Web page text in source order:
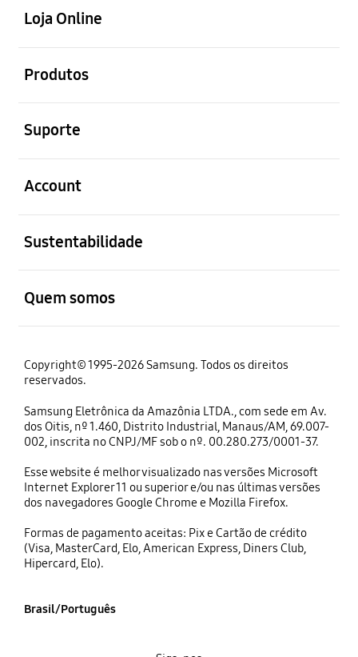
Loja Online
Produtos
Suporte
Account
Sustentabilidade
Quem somos
Copyright© 1995-2026 Samsung. Todos os direitos
reservados.
Samsung Eletrônica da Amazônia LTDA., com sede em Av.
dos Oitis, nº 1.460, Distrito Industrial, Manaus/AM, 69.007-
002, inscrita no CNPJ/MF sob o nº. 00.280.273/0001-37.
Esse website é melhor visualizado nas versões Microsoft
Internet Explorer 11 ou superior e/ou nas últimas versões
dos navegadores Google Chrome e Mozilla Firefox.
Formas de pagamento aceitas: Pix e Cartão de crédito
(Visa, MasterCard, Elo, American Express, Diners Club,
Hipercard, Elo).
Brasil/Português